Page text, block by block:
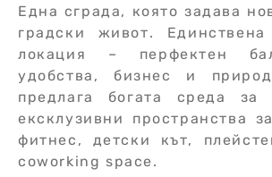
Една сграда, която задава
градски живот.
локация – перфектен
удобства, бизнес и
предлага богата среда за
ексклузивни пространства
фитнес, детски кът,
coworking space.